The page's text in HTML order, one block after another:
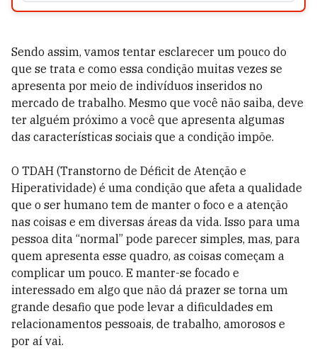
Sendo assim, vamos tentar esclarecer um pouco do
que se trata e como essa condição muitas vezes se
apresenta por meio de indivíduos inseridos no
mercado de trabalho. Mesmo que você não saiba, deve
ter alguém próximo a você que apresenta algumas
das características sociais que a condição impõe.
O TDAH (Transtorno de Déficit de Atenção e
Hiperatividade) é uma condição que afeta a qualidade
que o ser humano tem de manter o foco e a atenção
nas coisas e em diversas áreas da vida. Isso para uma
pessoa dita “normal” pode parecer simples, mas, para
quem apresenta esse quadro, as coisas começam a
complicar um pouco. E manter-se focado e
interessado em algo que não dá prazer se torna um
grande desafio que pode levar a dificuldades em
relacionamentos pessoais, de trabalho, amorosos e
por aí vai.